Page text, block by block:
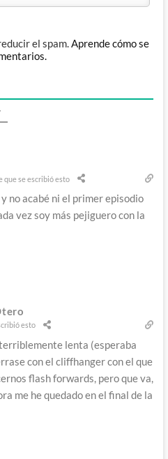
el spam.Aprende cómo se
que se escribió esto
no acabé ni el primer episodio
vez soy más pejiguero con la
esto
lenta (esperaba
con el cliffhanger con el que
flash forwards, pero que va,
me he quedado en el final de la